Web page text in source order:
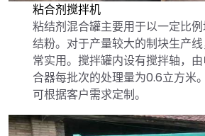
粘合剂搅拌机
粘结剂混合罐主要用于以一定比
结粉。对于产量较大的制块生产
常实用。搅拌罐内设有搅拌轴，
合器每批次的处理量为0.6立方米
可根据客户需求定制。